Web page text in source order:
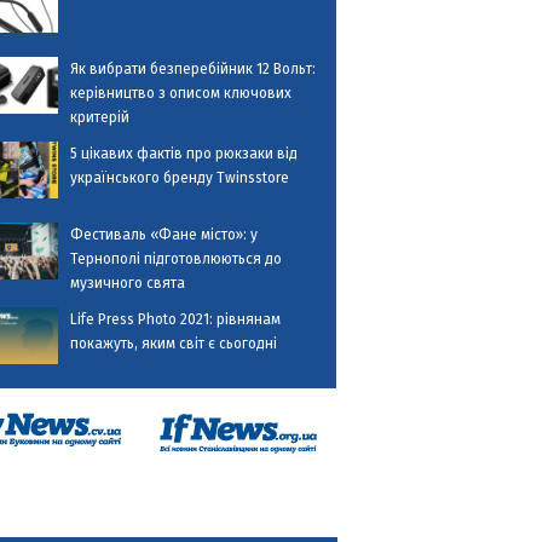
Як вибрати безперебійник 12 Вольт:
керівництво з описом ключових
критерій
5 цікавих фактів про рюкзаки від
українського бренду Twinsstore
Фестиваль «Фане місто»: у
Тернополі підготовлюються до
музичного свята
Life Press Photo 2021: рівнянам
покажуть, яким світ є сьогодні